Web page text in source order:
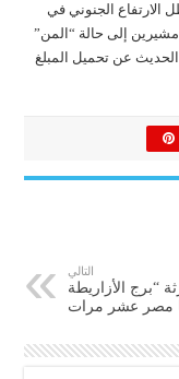
الارتفاع الجنوني في
مشيرين إلى حالة “المن”
الحديث عن تحميل المبلغ
التالي
“برج الأزاريطة
مصر عشر مرات